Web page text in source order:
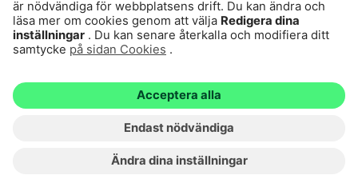
Tillgänglighetsutlåtande